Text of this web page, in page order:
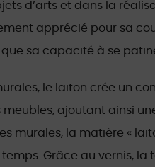
d’arts et dans la
apprécié pour sa
que sa capacité à se
le laiton crée un
meubles, ajoutant ainsi
murales, la matière «
temps. Grâce au vernis,